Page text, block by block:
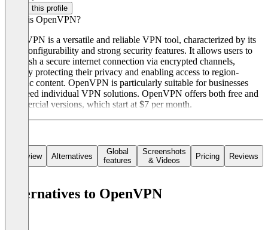
Claim this profile
What is OpenVPN?
OpenVPN is a versatile and reliable VPN tool, characterized by its
high configurability and strong security features. It allows users to
establish a secure internet connection via encrypted channels,
thereby protecting their privacy and enabling access to region-
specific content. OpenVPN is particularly suitable for businesses
that need individual VPN solutions. OpenVPN offers both free and
commercial versions, which start at $7 per month.
Overview Alternatives
Global
features
Screenshots
& Videos
Pricing Reviews
Alternatives to OpenVPN